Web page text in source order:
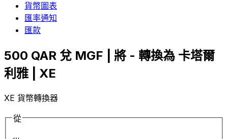
貨幣圖表
匯率通知
匯款
500 QAR 兌 MGF | 將 - 轉換為 卡塔爾
利雅 | XE
XE 貨幣轉換器
從